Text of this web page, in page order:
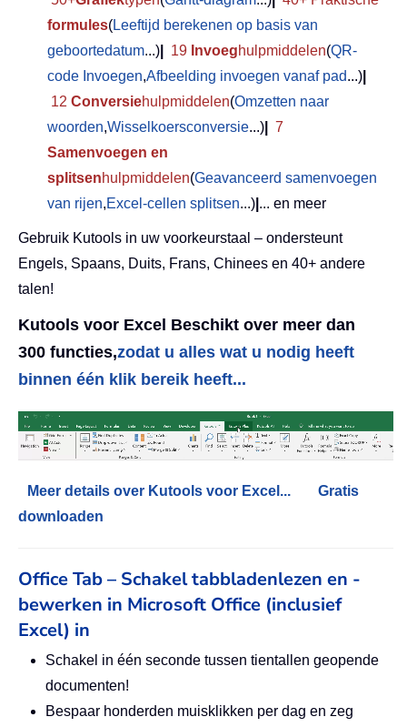
formules(Leeftijd berekenen op basis van
geboortedatum...) 19 Invoeghulpmiddelen(QR-
code Invoegen,Afbeelding invoegen vanaf pad...)
12 Conversiehulpmiddelen(Omzetten naar
woorden,Wisselkoersconversie...)
7
Samenvoegen en
splitsenhulpmiddelen(Geavanceerd samenvoegen
van rijen,Excel-cellen splitsen...) ... en meer
Gebruik Kutools in uw voorkeurstaal – ondersteunt
Engels, Spaans, Duits, Frans, Chinees en 40+ andere
talen!
Kutools voor Excel Beschikt over meer dan
300 functies,zodat u alles wat u nodig heeft
binnen één klik bereik heeft...
Meer details over Kutools voor Excel...
Gratis
downloaden
Office Tab – Schakel tabbladenlezen en -
bewerken in Microsoft Office (inclusief
Excel) in
Schakel in één seconde tussen tientallen geopende
documenten!
Bespaar honderden muisklikken per dag en zeg